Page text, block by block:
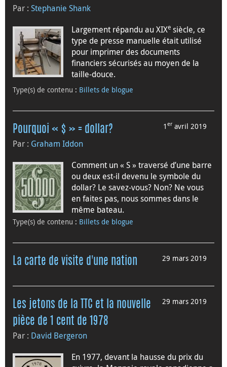
Par : Stephanie Shank
Largement répandu au XIXe siècle, ce
type de presse manuelle était utilisé
pour imprimer des documents
financiers sécurisés au moyen de la
taille-douce.
Type(s) de contenu : Billets de blogue
1 er avril 2019
Pourquoi « $ » = dollar?
Par : Graham Iddon
Comment un « S » traversé d’une barre
ou deux est-il devenu le symbole du
dollar? Le savez-vous? Non? Ne vous
en faites pas, nous sommes dans le
même bateau.
Type(s) de contenu : Billets de blogue
29 mars 2019
La carte de visite d'une nation
29 mars 2019
Les jetons de la TTC et la nouvelle
pièce de 1 cent de 1978
Par : David Bergeron
En 1977, devant la hausse du prix du